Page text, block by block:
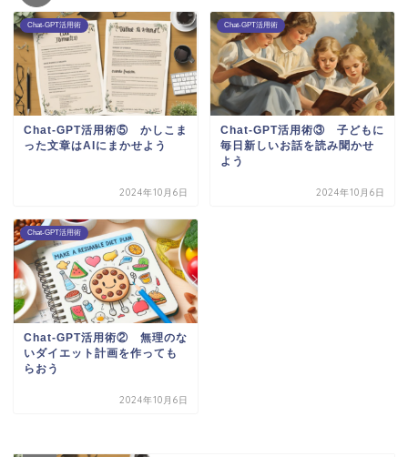
Chat-GPT活用術
Chat-GPT活用術⑤ かしこま
った文章はAIにまかせよう
2024年10月6日
Chat-GPT活用術
Chat-GPT活用術③ 子どもに
毎日新しいお話を読み聞かせ
よう
2024年10月6日
Chat-GPT活用術
Chat-GPT活用術② 無理のな
いダイエット計画を作っても
らおう
2024年10月6日